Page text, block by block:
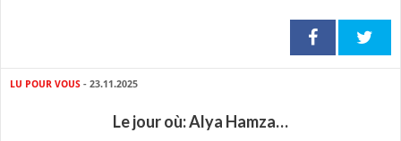
LU POUR VOUS - 23.11.2025
Le jour où: Alya Hamza…